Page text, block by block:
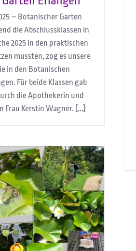
– Botanischer Garten
die Abschlussklassen in
2025 in den praktischen
mussten, zog es unsere
in den Botanischen
Für beide Klassen gab
die Apothekerin und
Kerstin Wagner. [...]